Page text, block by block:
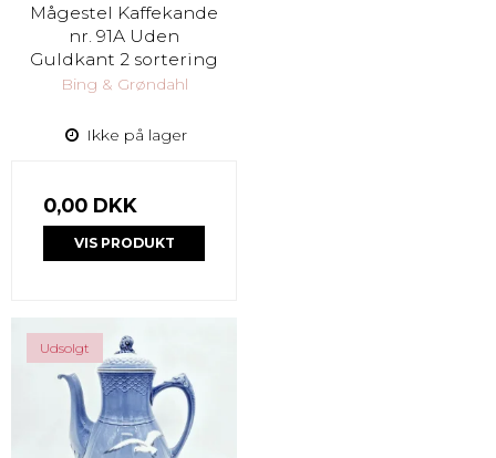
Mågestel Kaffekande
nr. 91A Uden
Guldkant 2 sortering
Bing & Grøndahl
Ikke på lager
0,00 DKK
VIS PRODUKT
Udsolgt